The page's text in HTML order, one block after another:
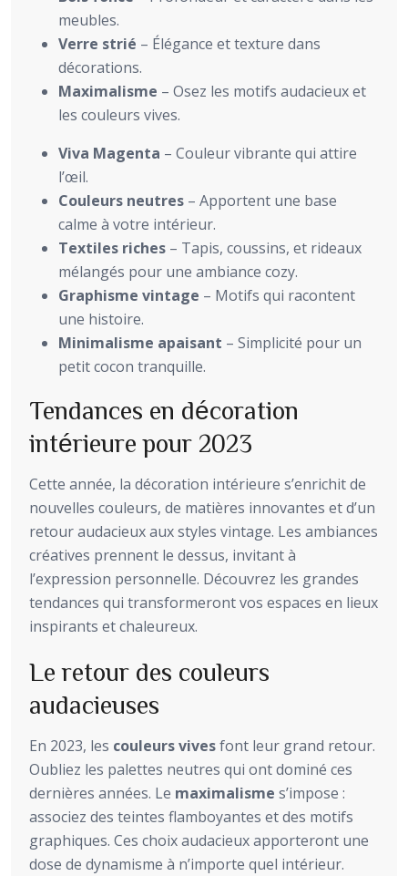
meubles.
Verre strié – Élégance et texture dans
décorations.
Maximalisme – Osez les motifs audacieux et
les couleurs vives.
Viva Magenta – Couleur vibrante qui attire
l’œil.
Couleurs neutres – Apportent une base
calme à votre intérieur.
Textiles riches – Tapis, coussins, et rideaux
mélangés pour une ambiance cozy.
Graphisme vintage – Motifs qui racontent
une histoire.
Minimalisme apaisant – Simplicité pour un
petit cocon tranquille.
Tendances en décoration
intérieure pour 2023
Cette année, la décoration intérieure s’enrichit de
nouvelles couleurs, de matières innovantes et d’un
retour audacieux aux styles vintage. Les ambiances
créatives prennent le dessus, invitant à
l’expression personnelle. Découvrez les grandes
tendances qui transformeront vos espaces en lieux
inspirants et chaleureux.
Le retour des couleurs
audacieuses
En 2023, les couleurs vivesfont leur grand retour.
Oubliez les palettes neutres qui ont dominé ces
dernières années. Le maximalisme s’impose :
associez des teintes flamboyantes et des motifs
graphiques. Ces choix audacieux apporteront une
dose de dynamisme à n’importe quel intérieur.